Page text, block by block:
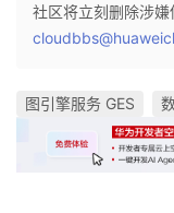
社区将立刻删除涉嫌
图引擎服务 GES